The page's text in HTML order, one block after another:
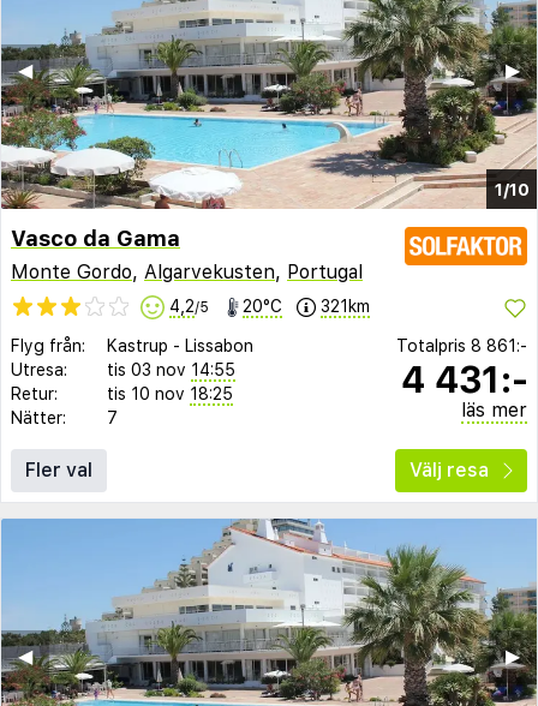
1/10
▶︎
◀︎
Vasco da Gama
Monte Gordo, Algarvekusten, Portugal
4,2/5 20°C 321km
Flyg från: Kastrup - Lissabon
Utresa:
tis 03 nov 14:55
Retur:
tis 10 nov 18:25
Nätter:
7
Totalpris 8 861:-
4 431:-
läs mer
Fler val Välj resa
▶︎
◀︎